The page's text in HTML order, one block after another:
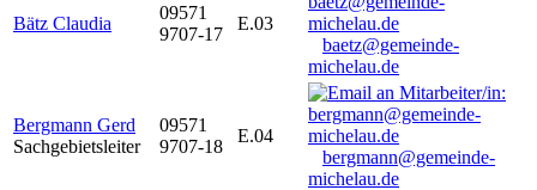
Bätz Claudia
09571
9707-17
E.03
baetz@gemeinde-
michelau.de
Bergmann Gerd
Sachgebietsleiter
09571
9707-18
E.04
bergmann@gemeinde-
michelau.de